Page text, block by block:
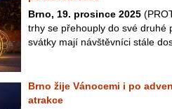
Brno, 19. prosince 2025
trhy se přehouply do své druhé
svátky mají návštěvníci stále
Brno žije Vánocemi i po
atrakce